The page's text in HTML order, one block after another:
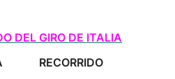
DEL GIRO DE ITALIA
RECORRIDO